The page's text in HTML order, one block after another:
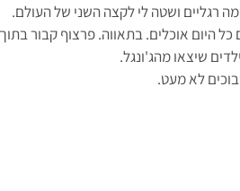
רגליים ושטה לי לקצה השני של העולם.
כל היום אוכלים. בתאווה. פרצוף קבור
שיצאו מהג'ונגל.
לא מעט.